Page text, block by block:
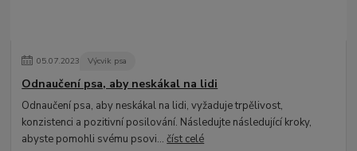
05.07.2023 Výcvik psa
Odnaučení psa, aby neskákal na lidi
Odnaučení psa, aby neskákal na lidi, vyžaduje trpělivost,
konzistenci a pozitivní posilování. Následujte následující kroky,
abyste pomohli svému psovi...číst celé